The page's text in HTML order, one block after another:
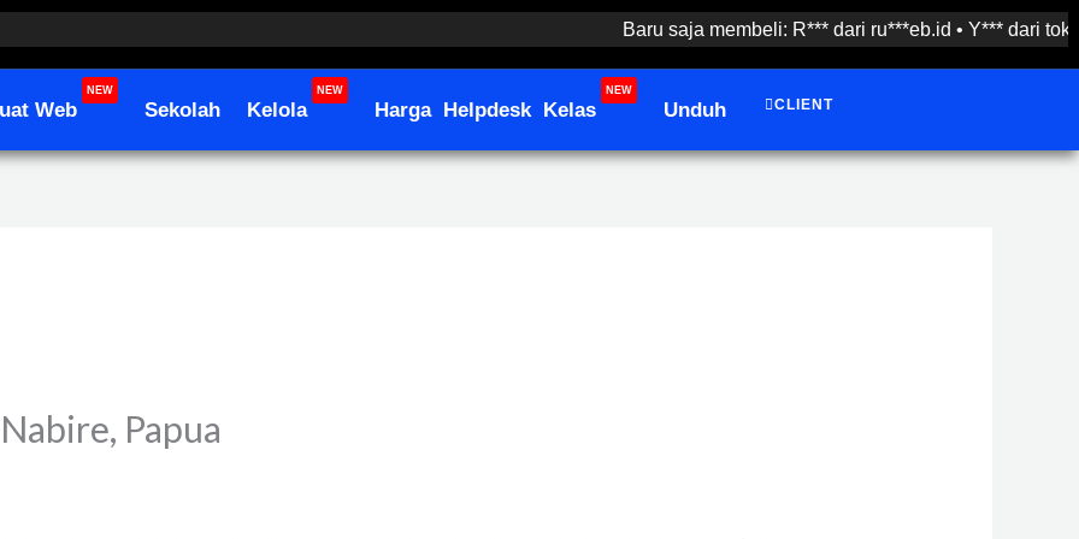
Baru saja membeli: R*** dari ru***eb.id • Y*** dari
CLIENT
Web
NEW
Sekolah Kelola
NEW
Harga Helpdesk Kelas
NEW
Unduh
Papua